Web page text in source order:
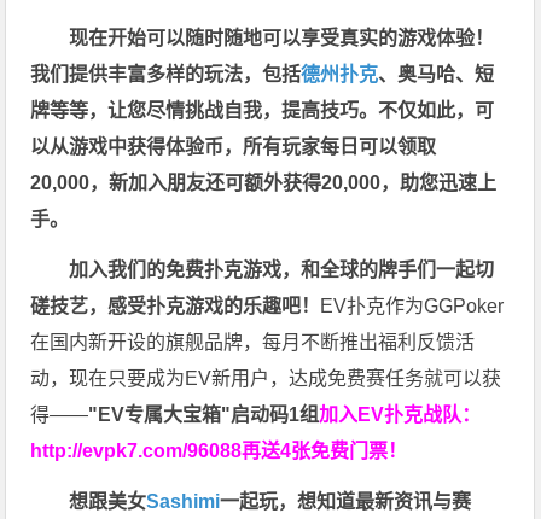
现在开始可以随时随地可以享受真实的游戏体验！
我们提供丰富多样的玩法，包括德州扑克、奥马哈、短
牌等等，让您尽情挑战自我，提高技巧。不仅如此， 可
以从游戏中获得体验币，所有玩家每日可以领取
20,000，新加入朋友还可额外获得20,000，助您迅速上
手。
加入我们的免费扑克游戏，和全球的牌手们一起切
磋技艺，感受扑克游戏的乐趣吧！ EV扑克作为GGPoker
在国内新开设的旗舰品牌，每月不断推出福利反馈活
动，现在只要成为EV新用户，达成免费赛任务就可以获
得——"EV专属大宝箱"启动码1组加入EV扑克战队：
http://evpk7.com/96088再送4张免费门票！
想跟美女Sashimi一起玩，想知道最新资讯与赛